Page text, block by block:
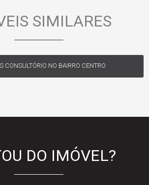
SIMILARES
CONSULTÓRIO NO BAIRRO CENTRO
DO IMÓVEL?